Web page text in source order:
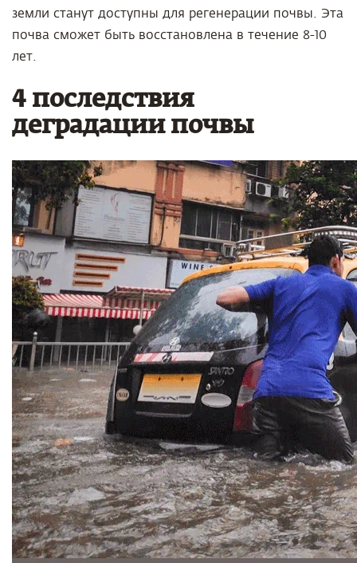
земли станут доступны для регенерации почвы. Эта
почва сможет быть восстановлена в течение 8-10
лет.
4 последствия
деградации почвы